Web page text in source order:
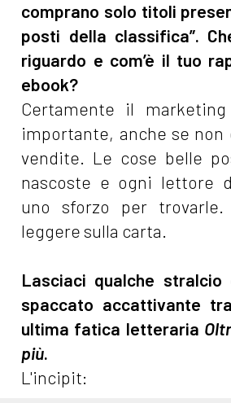
comprano solo titoli
posti della classifica”.
riguardo e com’è il tuo
ebook?
Certamente il
importante, anche se non
vendite. Le cose belle
nascoste e ogni lettore
uno sforzo per
leggere sulla carta.
Lasciaci qualche stralcio
spaccato accattivante
ultima fatica letteraria
più.
L'incipit: